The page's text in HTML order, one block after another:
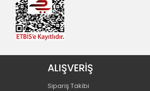
ALIŞVERİŞ
Sipariş Takibi